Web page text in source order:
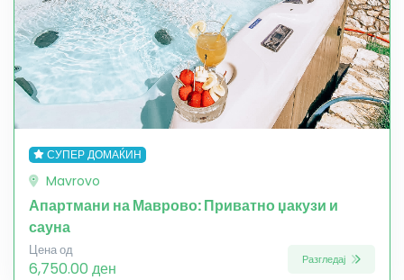
СУПЕР ДОМАЌИН
Mavrovo
Апартмани на Маврово: Приватно џакузи и
сауна
Цена од
6,750.00 ден Разгледај